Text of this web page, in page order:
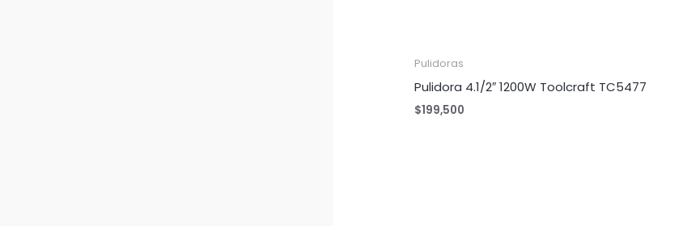
Pulidoras
Pulidora 4.1/2″ 1200W Toolcraft TC5477
$199,500